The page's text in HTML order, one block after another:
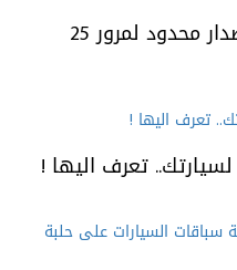
ماكلارين سينا GTR LM.. إصدار محدود لمرور 25